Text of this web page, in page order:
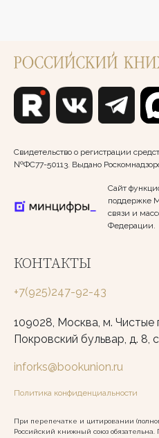
Свидетельство о регистрации
№ФС77-50113. Выдано
Сайт
поддержке
связи и
Федерации.
КОНТАКТЫ
+7(925)247-92-43
109028, Москва, м. Чистые
Покровский бульвар, д. 8,
inforks@bookunion.ru
Политика конфиденциальности
При перепечатке и цитировании
Российский книжный союз